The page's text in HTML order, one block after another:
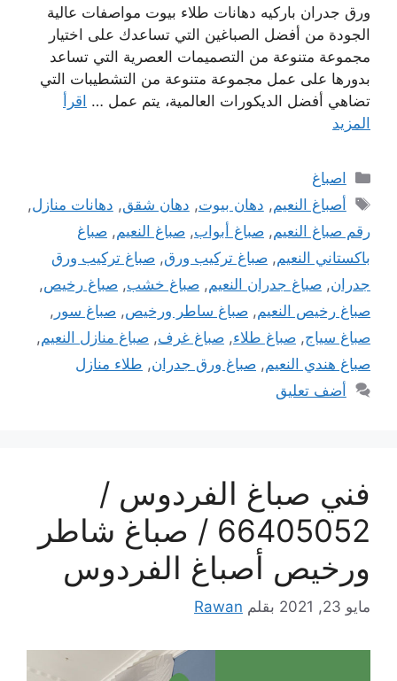
ورق جدران باركيه دهانات طلاء بيوت مواصفات عالية
الجودة من أفضل الصباغين التي تساعدك على اختيار
مجموعة متنوعة من التصميمات العصرية التي تساعد
بدورها على عمل مجموعة متنوعة من التشطيبات التي
تضاهي أفضل الديكورات العالمية، يتم عمل … اقرأ
المزيد
التصنيفات
اصباغ
الوسوم
أصباغ النعيم, دهان بيوت, دهان شقق, دهانات منازل,
رقم صباغ النعيم, صباغ أبواب, صباغ النعيم, صباغ
باكستاني النعيم, صباغ تركيب ورق, صباغ تركيب ورق
جدران, صباغ جدران النعيم, صباغ خشب, صباغ رخيص,
صباغ رخيص النعيم, صباغ ساطر ورخيص, صباغ سور ,
صباغ سياج, صباغ طلاء, صباغ غرف, صباغ منازل النعيم,
صباغ هندي النعيم, صباغ ورق جدران, طلاء منازل
أضف تعليق
فني صباغ الفردوس /
66405052 / صباغ شاطر
ورخيص أصباغ الفردوس
مايو 23, 2021 بقلم Rawan